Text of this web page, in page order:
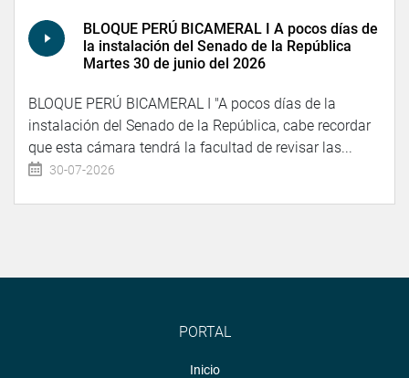
BLOQUE PERÚ BICAMERAL I A pocos días de
la instalación del Senado de la República
Martes 30 de junio del 2026
BLOQUE PERÚ BICAMERAL I "A pocos días de la
instalación del Senado de la República, cabe recordar
que esta cámara tendrá la facultad de revisar las...
30-07-2026
PORTAL
Inicio